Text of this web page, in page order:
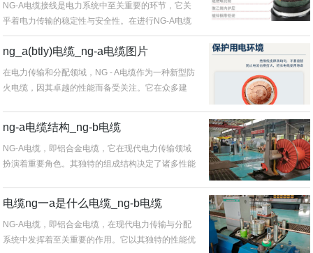
NG-A电缆接线是电力系统中至关重要的环节，它关
乎着电力传输的稳定性与安全性。在进行NG-A电缆
接线时，需要严格遵循一系...
ng_a(btly)电缆_ng-a电缆图片
在电力传输和分配领域，NG - A电缆作为一种新型防
火电缆，因其卓越的性能而备受关注。它在众多建
ng-a电缆结构_ng-b电缆
NG-A电缆，即铝合金电缆，它在现代电力传输领域
扮演着重要角色。其独特的组成结构决定了诸多性能
电缆ng一a是什么电缆_ng-b电缆
NG-A电缆，即铝合金电缆，在现代电力传输与分配
系统中发挥着至关重要的作用。它以其独特的性能优